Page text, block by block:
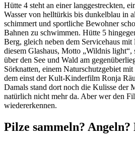
Hütte 4 steht an einer langgestreckten,
Wasser von helltürkis bis dunkelblau in
schimmert und sportliche Bewohner
Bahnen zu schwimmen. Hütte 5
Berg, gleich neben dem Servicehaus
diesem Glashaus, Motto „Wildnis
über den See und Wald am
Sörknatten, einem Naturschutzgebiet
dem einst der Kult-Kinderfilm Ronja
Damals stand dort noch die Kulisse der
natürlich nicht mehr da. Aber wer den
wiedererkennen.
Pilze sammeln? Angeln?